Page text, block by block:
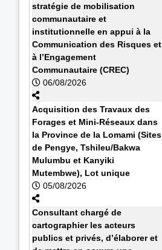
stratégie de mobilisation
communautaire et
institutionnelle en appui à la
Communication des Risques et
à l’Engagement
Communautaire (CREC)
06/08/2026
Acquisition des Travaux des
Forages et Mini-Réseaux dans
la Province de la Lomami (Sites
de Pengye, Tshileu/Bakwa
Mulumbu et Kanyiki
Mutembwe), Lot unique
05/08/2026
Consultant chargé de
cartographier les acteurs
publics et privés, d’élaborer et